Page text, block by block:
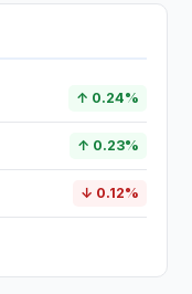
↑ 0.24%
↑ 0.23%
↓ 0.12%